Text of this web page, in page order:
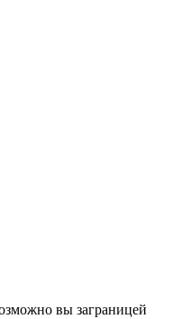
вы заграницей